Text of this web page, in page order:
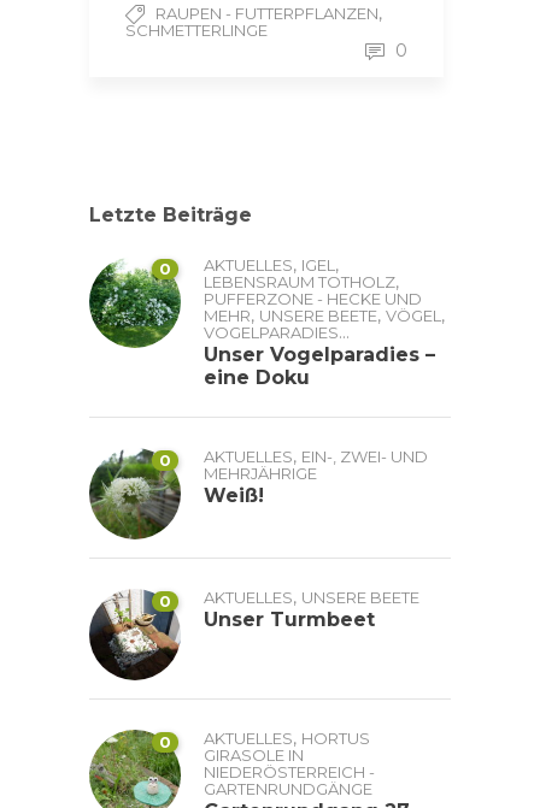
RAUPEN - FUTTERPFLANZEN,
SCHMETTERLINGE
0
Letzte Beiträge
0 AKTUELLES, IGEL,
LEBENSRAUM TOTHOLZ,
PUFFERZONE - HECKE UND
MEHR, UNSERE BEETE, VÖGEL,
VOGELPARADIES...
Unser Vogelparadies –
eine Doku
0 AKTUELLES, EIN-, ZWEI- UND
MEHRJÄHRIGE
Weiß!
0 AKTUELLES, UNSERE BEETE
Unser Turmbeet
0 AKTUELLES, HORTUS
GIRASOLE IN
NIEDERÖSTERREICH -
GARTENRUNDGÄNGE